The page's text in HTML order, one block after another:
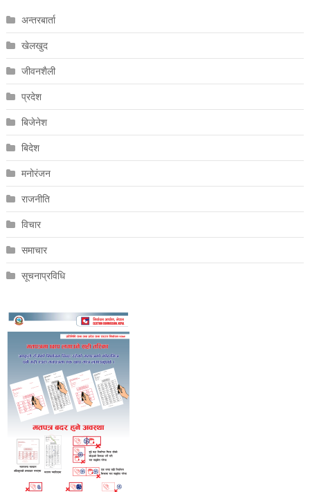
अन्तरबार्ता
खेलखुद
जीवनशैली
प्रदेश
बिजेनेश
बिदेश
मनोरंजन
राजनीति
विचार
समाचार
सूचनाप्रविधि